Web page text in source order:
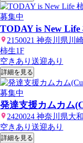
募集中
TODAY is New Life
2150021 神奈川県川
柿生1F
空きあり 送迎あり
詳細を見る
募集中
発達支援カムカム
2420024 神奈川県大
空きあり 送迎あり
詳細を見る